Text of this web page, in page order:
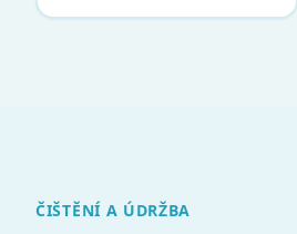
ČIŠTĚNÍ A ÚDRŽBA